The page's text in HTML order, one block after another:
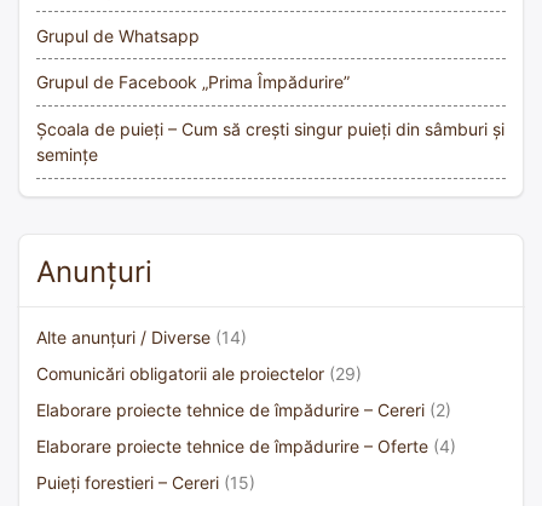
Grupul de Whatsapp
Grupul de Facebook „Prima Împădurire”
Școala de puieți – Cum să crești singur puieți din sâmburi și
semințe
Anunțuri
Alte anunțuri / Diverse (14)
Comunicări obligatorii ale proiectelor (29)
Elaborare proiecte tehnice de împădurire – Cereri (2)
Elaborare proiecte tehnice de împădurire – Oferte (4)
Puieți forestieri – Cereri (15)